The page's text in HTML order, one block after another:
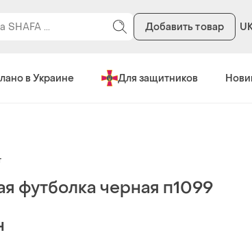
Добавить товар
в Украине Для защитников
футболка черная п1099